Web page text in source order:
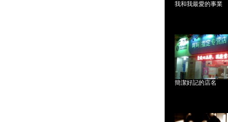
我和我最愛的事業
簡潔好記的店名